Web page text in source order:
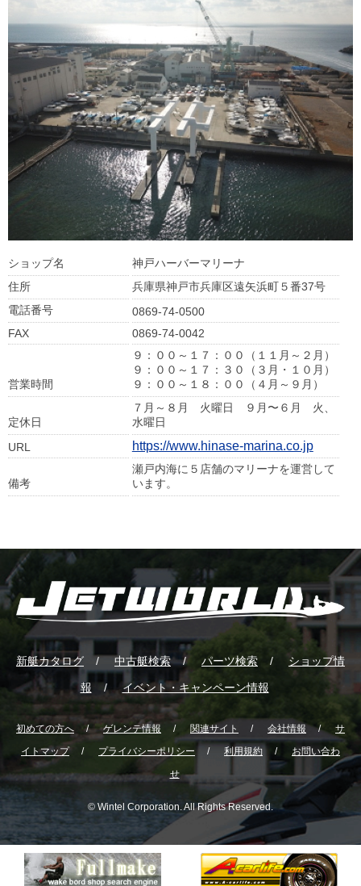
ショップ名
神戸ハーバーマリーナ
住所
兵庫県神戸市兵庫区遠矢浜町５番37号
電話番号
0869-74-0500
FAX
0869-74-0042
営業時間
９：００～１７：００（１１月～２月）
９：００～１７：３０（３月・１０月）
９：００～１８：００（４月～９月）
定休日
７月～８月 火曜日 ９月〜６月 火、
水曜日
URL
https://www.hinase-marina.co.jp
備考
瀬戸内海に５店舗のマリーナを運営して
います。
新艇カタログ 中古艇検索 パーツ検索 ショップ情
報 イベント・キャンペーン情報
初めての方へ ゲレンテ情報 関連サイト 会社情報
サ
イトマップ
プライバシーポリシー 利用規約
お問い合わ
せ
© Wintel Corporation. All Rights Reserved.